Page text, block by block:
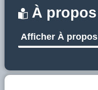
À propos
Afficher À propos